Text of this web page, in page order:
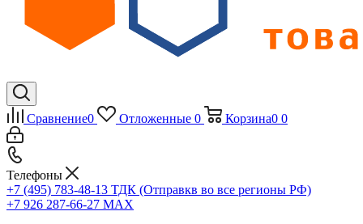
Сравнение0 Отложенные 0 Корзина0 0
Телефоны
+7 (495) 783-48-13 ТДК (Отправкв во все регионы РФ)
+7 926 287-66-27 МАХ